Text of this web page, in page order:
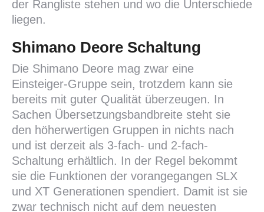
der Rangliste stehen und wo die Unterschiede
liegen.
Shimano Deore Schaltung
Die Shimano Deore mag zwar eine
Einsteiger-Gruppe sein, trotzdem kann sie
bereits mit guter Qualität überzeugen. In
Sachen Übersetzungsbandbreite steht sie
den höherwertigen Gruppen in nichts nach
und ist derzeit als 3-fach- und 2-fach-
Schaltung erhältlich. In der Regel bekommt
sie die Funktionen der vorangegangen SLX
und XT Generationen spendiert. Damit ist sie
zwar technisch nicht auf dem neuesten